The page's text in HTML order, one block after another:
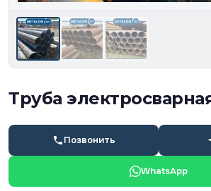
Труба
Позвонить
WhatsApp